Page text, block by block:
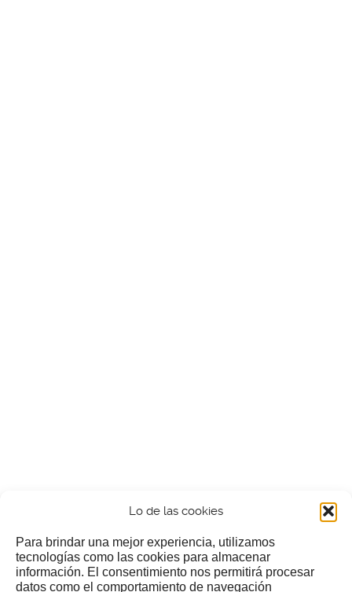
Lo de las cookies
Para brindar una mejor experiencia, utilizamos
tecnologías como las cookies para almacenar
información. El consentimiento nos permitirá procesar
datos como el comportamiento de navegación
¿Nos invitas a un cafecillo?